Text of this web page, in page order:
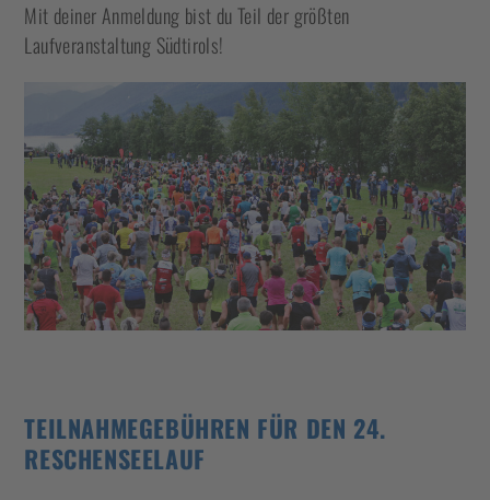
Mit deiner Anmeldung bist du Teil der größten
Laufveranstaltung Südtirols!
TEILNAHMEGEBÜHREN FÜR DEN 24.
RESCHENSEELAUF